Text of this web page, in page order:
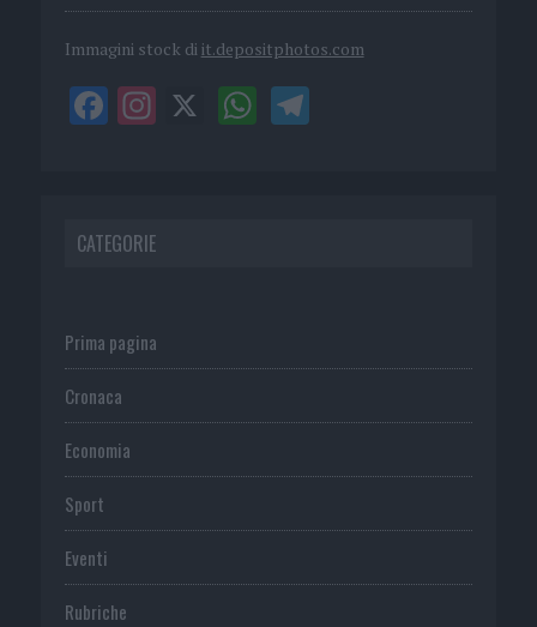
Immagini stock di it.depositphotos.com
CATEGORIE
Prima pagina
Cronaca
Economia
Sport
Eventi
Rubriche